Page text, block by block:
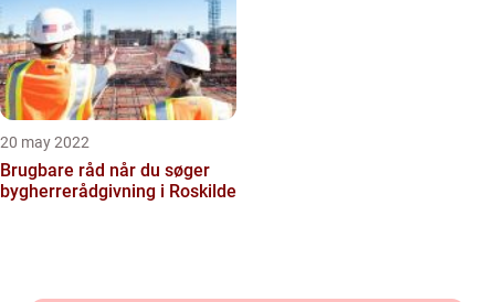
20 may 2022
Brugbare råd når du søger
bygherrerådgivning i Roskilde